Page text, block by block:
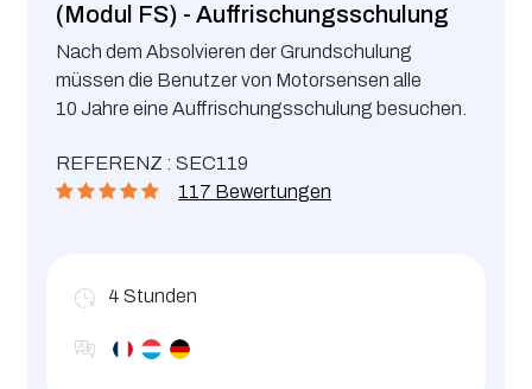
(Modul FS) - Auffrischungsschulung
Nach dem Absolvieren der Grundschulung
müssen die Benutzer von Motorsensen alle
10 Jahre eine Auffrischungsschulung besuchen.
REFERENZ : SEC119
117 Bewertungen
4 Stunden